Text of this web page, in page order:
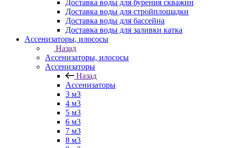
Доставка воды для бурения скважин
Доставка воды для стройплощадки
Доставка воды для бассейна
Доставка воды для заливки катка
Ассенизаторы, илососы
Назад
Ассенизаторы, илососы
Ассенизаторы
Назад
Ассенизаторы
3 м3
4 м3
5 м3
6 м3
7 м3
8 м3